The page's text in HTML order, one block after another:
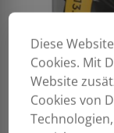
Diese
Cookies. Mit
Website
Cookies von